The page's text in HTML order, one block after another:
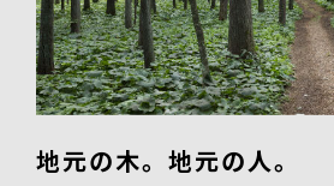
地元の木。地元の人。